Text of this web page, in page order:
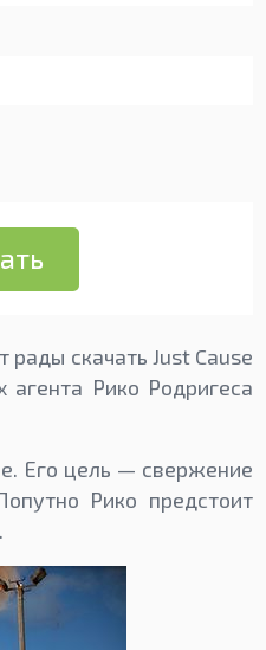
скачать Just Cause
агента Рико Родригеса
Его цель — свержение
Рико предстоит